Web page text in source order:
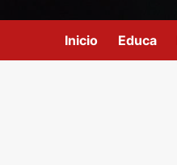
Inicio Educa